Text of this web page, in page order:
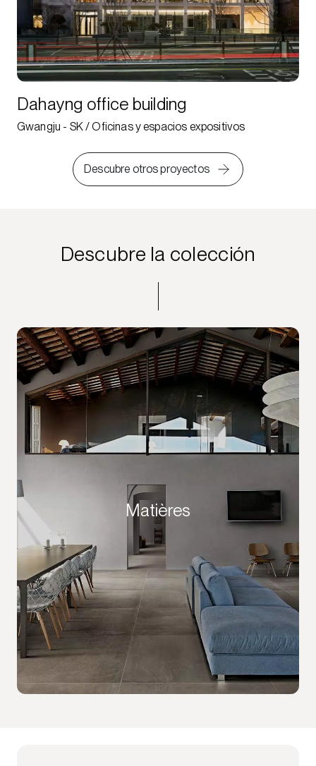
Dahayng office building
Gwangju - SK / Oficinas y espacios expositivos
Descubre otros proyectos
Descubre la colección
Matières